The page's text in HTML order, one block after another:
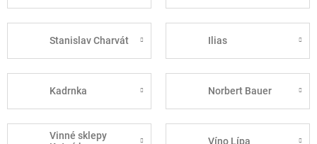
Stanislav Charvát Ilias
Kadrnka Norbert Bauer
Vinné sklepy
Víno Lípa